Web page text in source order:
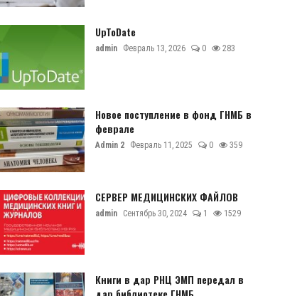
UpToDate
admin Февраль 13, 2026 0 283
Новое поступление в фонд ГНМБ в
феврале
Admin 2 Февраль 11, 2025 0 359
СЕРВЕР МЕДИЦИНСКИХ ФАЙЛОВ
admin Сентябрь 30, 2024 1 1529
Книги в дар РНЦ ЭМП передал в